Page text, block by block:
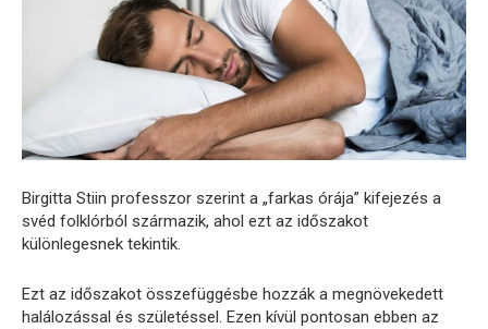
Birgitta Stiin professzor szerint a „farkas órája” kifejezés a
svéd folklórból származik, ahol ezt az időszakot
különlegesnek tekintik.
Ezt az időszakot összefüggésbe hozzák a megnövekedett
halálozással és születéssel. Ezen kívül pontosan ebben az